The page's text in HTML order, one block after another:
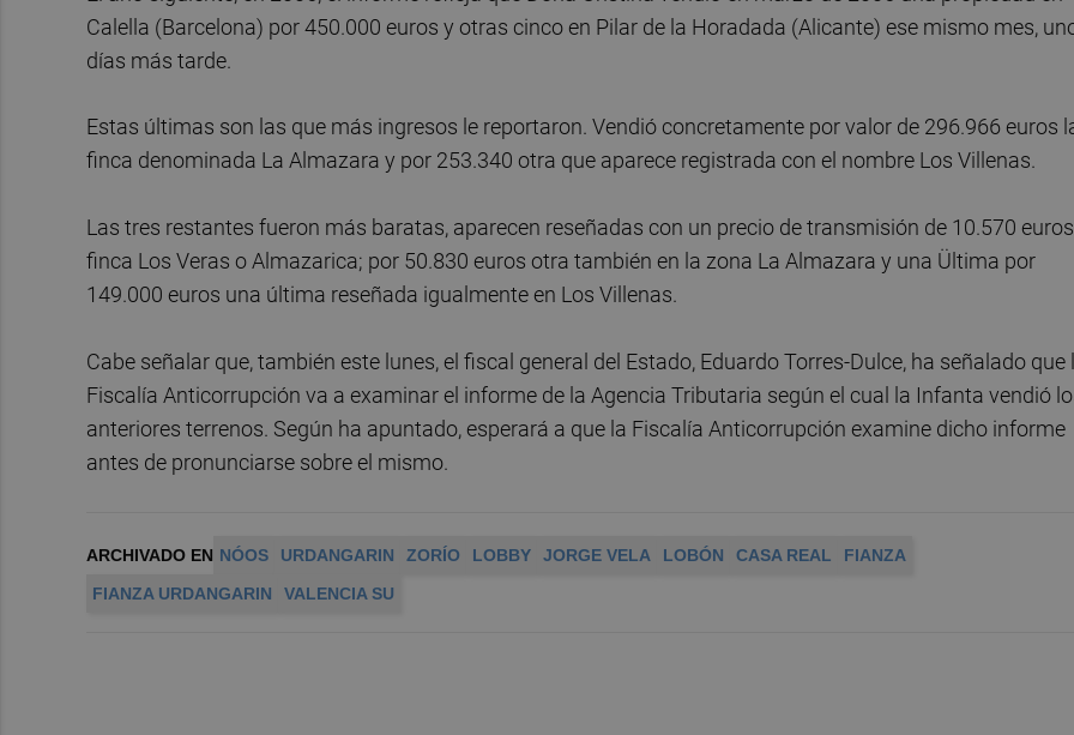
Calella (Barcelona) por 450.000 euros y otras cinco en Pilar de la Horadada (Alicante) ese mismo mes,
días más tarde.
Estas últimas son las que más ingresos le reportaron. Vendió concretamente por valor de 296.966 euros
finca denominada La Almazara y por 253.340 otra que aparece registrada con el nombre Los Villenas.
Las tres restantes fueron más baratas, aparecen reseñadas con un precio de transmisión de 10.570
finca Los Veras o Almazarica; por 50.830 euros otra también en la zona La Almazara y una Ültima por
149.000 euros una última reseñada igualmente en Los Villenas.
Cabe señalar que, también este lunes, el fiscal general del Estado, Eduardo Torres-Dulce, ha señalado que
Fiscalía Anticorrupción va a examinar el informe de la Agencia Tributaria según el cual la Infanta vendió
anteriores terrenos. Según ha apuntado, esperará a que la Fiscalía Anticorrupción examine dicho informe
antes de pronunciarse sobre el mismo.
ARCHIVADO EN NÓOS URDANGARIN ZORÍO LOBBY JORGE VELA LOBÓN CASA REAL
FIANZA
FIANZA URDANGARIN
VALENCIA SU